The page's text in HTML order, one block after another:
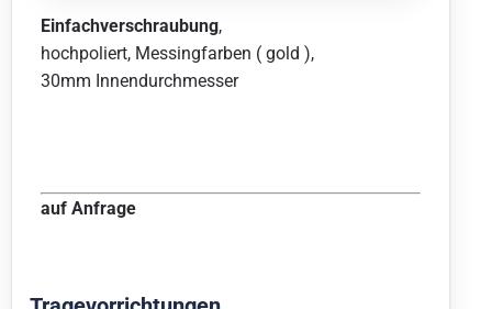
Einfachverschraubung,
hochpoliert, Messingfarben ( gold ),
30mm Innendurchmesser
auf Anfrage